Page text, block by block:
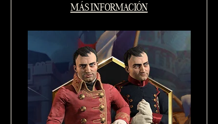
MÁS INFORMACIÓN